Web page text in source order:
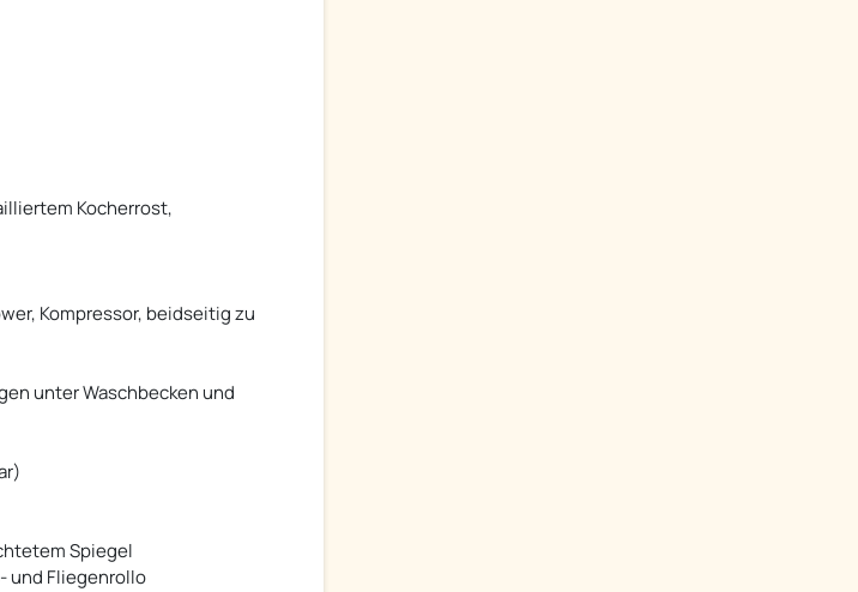
Kocherrost,
Kompressor, beidseitig zu
unter Waschbecken und
Spiegel
und Fliegenrollo